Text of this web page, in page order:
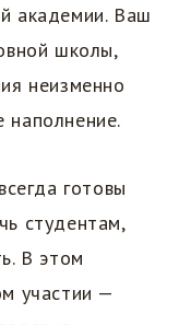
академии. Ваш
школы,
неизменно
готовы
студентам,
В этом
участии —